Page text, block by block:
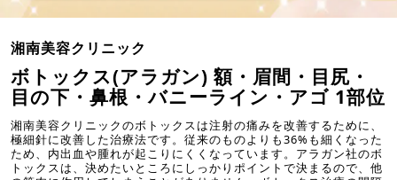
湘南美容クリニック
ボトックス(アラガン) 額・眉間・目尻・
目の下・鼻根・バニーライン・アゴ 1部位
湘南美容クリニックのボトックスは注射の痛みを改善するために、
極細針に改善した治療法です。従来のものよりも36%も細くなった
ため、内出血や腫れが起こりにくくなっています。アラガン社のボ
トックスは、決めたいところにしっかりポイントで決まるので、他